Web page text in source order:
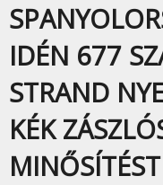
IDÉN 677
STRAND
KÉK
MINŐSÍTÉST